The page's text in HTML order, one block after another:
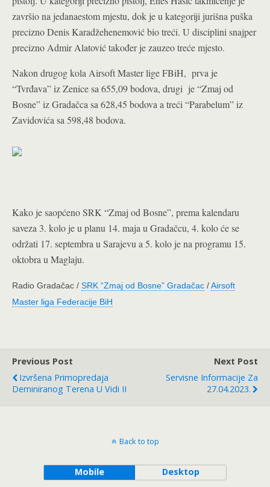
završio na jedanaestom mjestu, dok je u kategoriji jurišna puška
precizno Denis Karadžehenemović bio treći. U disciplini snajper
precizno Admir Alatović također je zauzeo treće mjesto.
Nakon drugog kola Airsoft Master lige FBiH, prva je
“Tvrđava” iz Zenice sa 655,09 bodova, drugi je “Zmaj od
Bosne” iz Gradačca sa 628,45 bodova a treći “Parabelum” iz
Zavidovića sa 598,48 bodova.
Kako je saopćeno SRK “Zmaj od Bosne”, prema kalendaru
saveza 3. kolo je u planu 14. maja u Gradačcu, 4. kolo će se
održati 17. septembra u Sarajevu a 5. kolo je na programu 15.
oktobra u Maglaju.
Radio Gradačac / SRK “Zmaj od Bosne” Gradačac /Airsoft
Master liga Federacije BiH
Previous Post
Izvršena Primopredaja
Deminiranog Terena U Vidi II
Next Post
Servisne Informacije Za
27.04.2023.
Back to top
Mobile Desktop